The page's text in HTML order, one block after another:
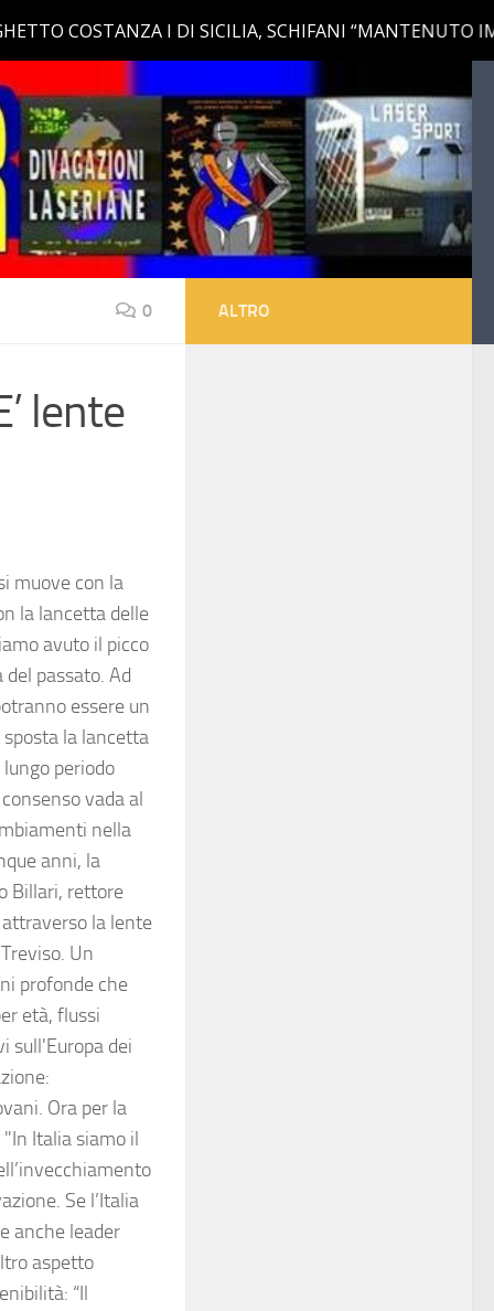
0
lente
muove con la
la lancetta delle
avuto il picco
del passato. Ad
essere un
sposta la lancetta
periodo
vada al
nella
anni, la
Billari, rettore
attraverso la lente
Un
profonde che
età, flussi
sull'Europa dei
Ora per la
Italia siamo il
Se l’Italia
anche leader
aspetto
“Il
ALTRO